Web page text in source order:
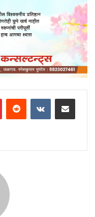
PinterestReddit VKontakteShare via Email